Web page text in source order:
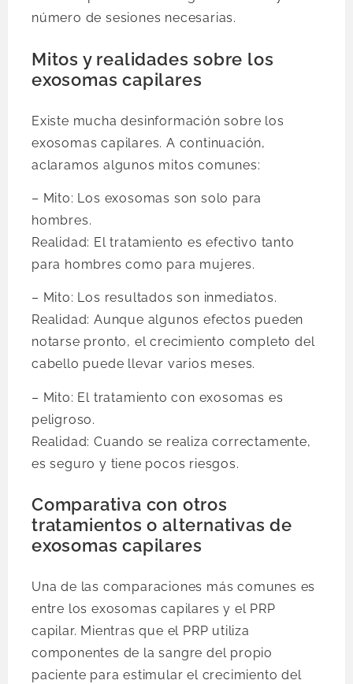
número de sesiones necesarias.
Mitos y realidades sobre los
exosomas capilares
Existe mucha desinformación sobre los
exosomas capilares. A continuación,
aclaramos algunos mitos comunes:
– Mito: Los exosomas son solo para
hombres.
Realidad: El tratamiento es efectivo tanto
para hombres como para mujeres.
– Mito: Los resultados son inmediatos.
Realidad: Aunque algunos efectos pueden
notarse pronto, el crecimiento completo del
cabello puede llevar varios meses.
– Mito: El tratamiento con exosomas es
peligroso.
Realidad: Cuando se realiza correctamente,
es seguro y tiene pocos riesgos.
Comparativa con otros
tratamientos o alternativas de
exosomas capilares
Una de las comparaciones más comunes es
entre los exosomas capilares y el PRP
capilar. Mientras que el PRP utiliza
componentes de la sangre del propio
paciente para estimular el crecimiento del